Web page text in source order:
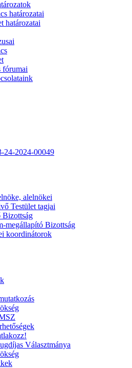
határozatai
határozatai
fórumai
24-2024-00049
alelnökei
Testület tagjai
Bizottság
megállapító Bizottság
koordinátorok
Választmánya